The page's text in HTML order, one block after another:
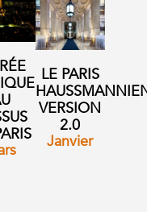
LE PARIS
VERSION
2.0
Janvier